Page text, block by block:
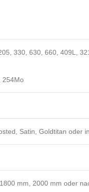
330, 630, 660, 409L,
254Mo
Satin, Goldtitan oder
mm, 2000 mm oder